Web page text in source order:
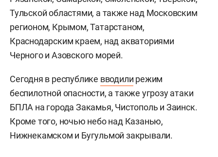
Тульской областями, а также над Московским
регионом, Крымом, Татарстаном,
Краснодарским краем, над акваториями
Черного и Азовского морей.
Сегодня в республике вводили режим
беспилотной опасности, а также угрозу атаки
БПЛА на города Закамья, Чистополь и Заинск.
Кроме того, ночью небо над Казанью,
Нижнекамском и Бугульмой закрывали.